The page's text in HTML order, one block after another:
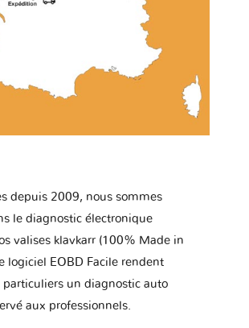
depuis 2009, nous sommes
le diagnostic électronique
valises klavkarr (100% Made in
logiciel EOBD Facile rendent
particuliers un diagnostic auto
aux professionnels.